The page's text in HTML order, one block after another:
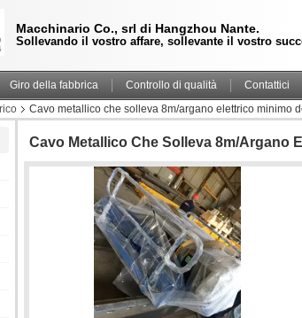
Macchinario Co., srl di Hangzhou Nante.
Sollevando il vostro affare, sollevante il vostro
Giro della fabbrica Controllo di qualità Contattici
Cavo metallico che solleva 8m/argano elettrico minimo
Cavo Metallico Che Solleva 8m/argano